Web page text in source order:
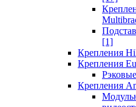
[1]
Крепления
Крепления
Крепления